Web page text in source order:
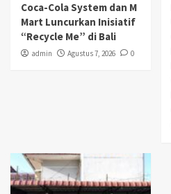
Coca-Cola System dan M
Mart Luncurkan Inisiatif
“Recycle Me” di Bali
admin Agustus 7, 2026 0